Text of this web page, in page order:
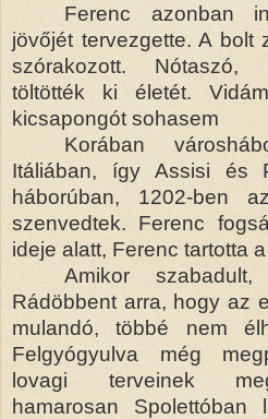
Ferenc azonban
jövőjét tervezgette. A bolt
szórakozott. Nótaszó,
töltötték ki életét.
kicsapongót sohasem
Korában
Itáliában, így Assisi és
háborúban, 1202-ben
szenvedtek. Ferenc
ideje alatt, Ferenc tartotta
Amikor
Rádöbbent arra, hogy az
mulandó, többé nem
Felgyógyulva még
lovagi terveinek
hamarosan